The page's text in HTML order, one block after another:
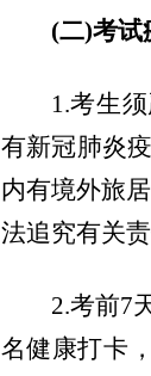
(二)考试
1.考生
有新冠肺炎
内有境外旅
法追究有关责
2.考前7
名健康打卡